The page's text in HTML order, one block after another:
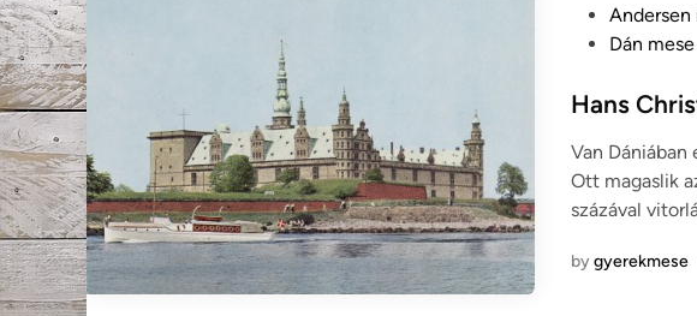
t
d
i
n
Andersen
Dán mese
Hans
Van Dániában
Ott magaslik
százával
bygyerekmese